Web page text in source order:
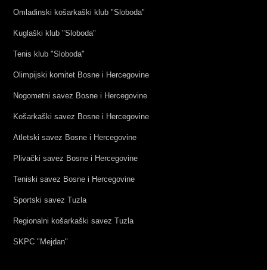
Omladinski košarkaški klub "Sloboda"
Kuglaški klub "Sloboda"
Tenis klub "Sloboda"
Olimpijski komitet Bosne i Hercegovine
Nogometni savez Bosne i Hercegovine
Košarkaški savez Bosne i Hercegovine
Atletski savez Bosne i Hercegovine
Plivački savez Bosne i Hercegovine
Teniski savez Bosne i Hercegovine
Sportski savez Tuzla
Regionalni košarkaški savez Tuzla
SKPC "Mejdan"